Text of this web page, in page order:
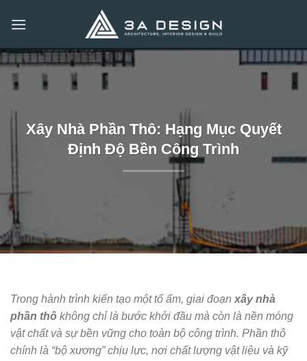
qua
dung
Xây Nhà Phần Thô: Hạng Mục Quyết
Định Độ Bền Công Trình
Trong hành trình kiến tạo một tổ ấm, giai đoạn xây nhà
phần thô không chỉ là bước khởi đầu mà còn là nền móng
vật chất và sự bền vững cho toàn bộ công trình. Phần thô
chính là “bộ xương” chịu lực, nơi chất lượng vật liệu và kỹ